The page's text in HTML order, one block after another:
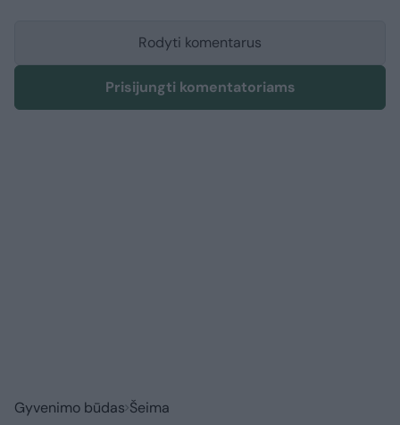
Rodyti komentarus
Prisijungti komentatoriams
Gyvenimo būdas Šeima